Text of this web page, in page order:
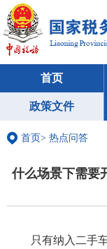
首页
政策文件
首页> 热点问答
什么场景下需要
只有纳入二手